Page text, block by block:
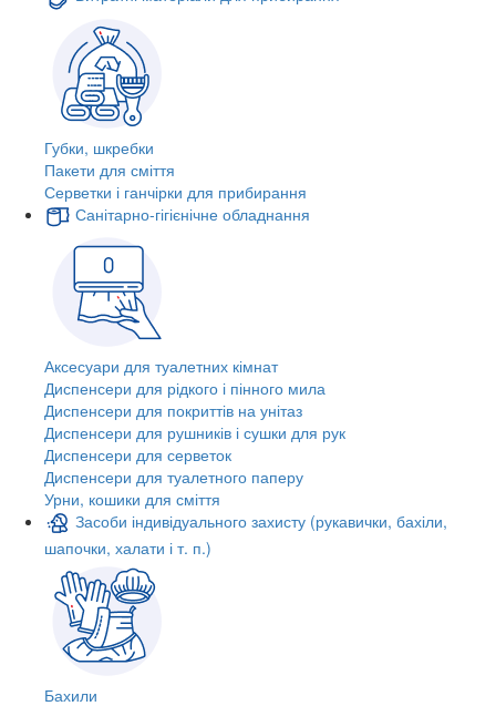
Губки, шкребки
Пакети для сміття
Серветки і ганчірки для прибирання
Санітарно-гігієнічне обладнання
Аксесуари для туалетних кімнат
Диспенсери для рідкого і пінного мила
Диспенсери для покриттів на унітаз
Диспенсери для рушників і сушки для рук
Диспенсери для серветок
Диспенсери для туалетного паперу
Урни, кошики для сміття
Засоби індивідуального захисту (рукавички, бахіли,
шапочки, халати і т. п.)
Бахили